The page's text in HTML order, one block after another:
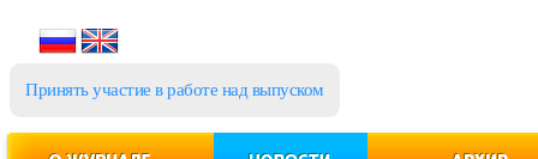
Принять участие в работе над выпуском